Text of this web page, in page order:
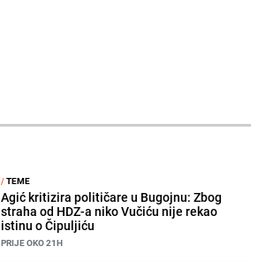
/TEME
Agić kritizira političare u Bugojnu: Zbog
straha od HDZ-a niko Vučiću nije rekao
istinu o Čipuljiću
PRIJE OKO 21H